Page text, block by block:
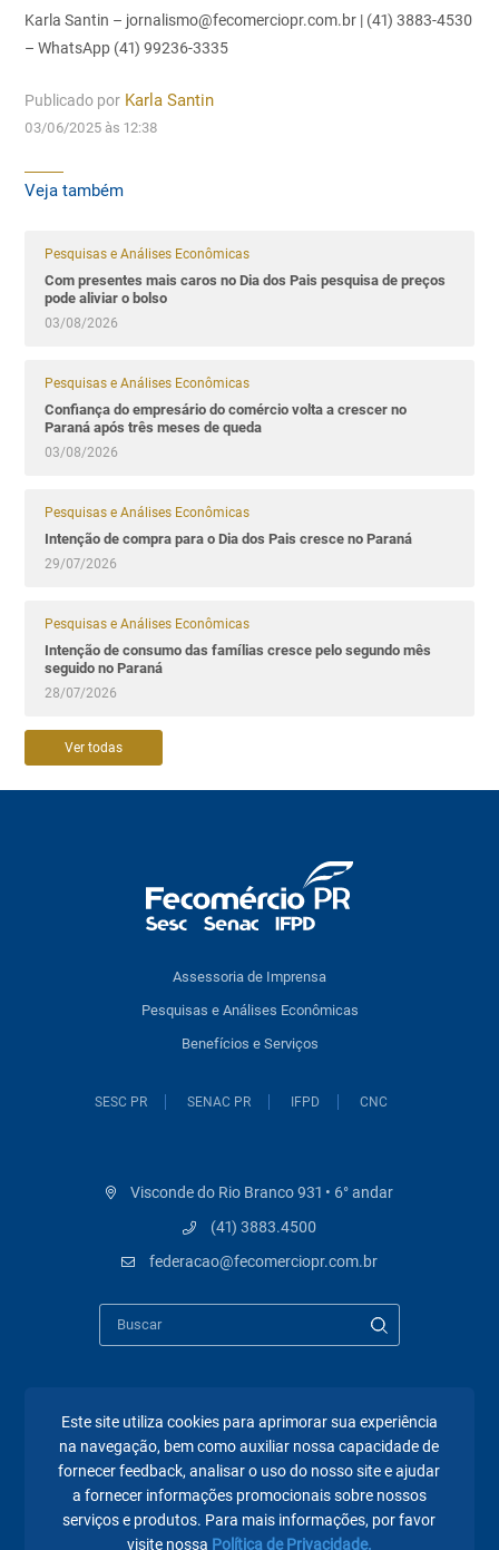
Karla Santin – jornalismo@fecomerciopr.com.br | (41) 3883-4530
– WhatsApp (41) 99236-3335
Publicado por Karla Santin
03/06/2025 às 12:38
Veja também
Pesquisas e Análises Econômicas
Com presentes mais caros no Dia dos Pais pesquisa de preços
pode aliviar o bolso
03/08/2026
Pesquisas e Análises Econômicas
Confiança do empresário do comércio volta a crescer no
Paraná após três meses de queda
03/08/2026
Pesquisas e Análises Econômicas
Intenção de compra para o Dia dos Pais cresce no Paraná
29/07/2026
Pesquisas e Análises Econômicas
Intenção de consumo das famílias cresce pelo segundo mês
seguido no Paraná
28/07/2026
Ver todas
Assessoria de Imprensa
Pesquisas e Análises Econômicas
Benefícios e Serviços
SESC PR SENAC PR IFPD CNC
Visconde do Rio Branco 931 • 6° andar
(41) 3883.4500
federacao@fecomerciopr.com.br
Páginas mais visitadas
A Fecomércio PR
Sindicatos
Este site utiliza cookies para aprimorar sua experiência
na navegação, bem como auxiliar nossa capacidade de
fornecer feedback, analisar o uso do nosso site e ajudar
a fornecer informações promocionais sobre nossos
serviços e produtos. Para mais informações, por favor
visite nossa Política de Privacidade.